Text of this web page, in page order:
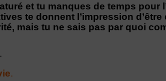
et tu manques de temps pour
te donnent l’impression
mais tu ne sais pas par quoi
.